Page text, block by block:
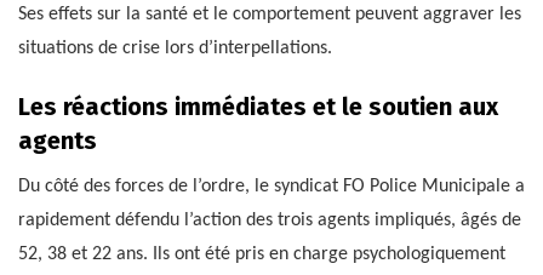
Ses effets sur la santé et le comportement peuvent aggraver les
situations de crise lors d’interpellations.
Les réactions immédiates et le soutien aux
agents
Du côté des forces de l’ordre, le syndicat FO Police Municipale a
rapidement défendu l’action des trois agents impliqués, âgés de
52, 38 et 22 ans. Ils ont été pris en charge psychologiquement